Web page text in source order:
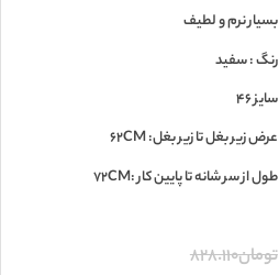
بسیار نرم و لطیف
رنگ : سفید
سایز 46
عرض زیر بغل تا زیر بغل: 62CM
طول از سر شانه تا پایین کار :72CM
تومان828.110